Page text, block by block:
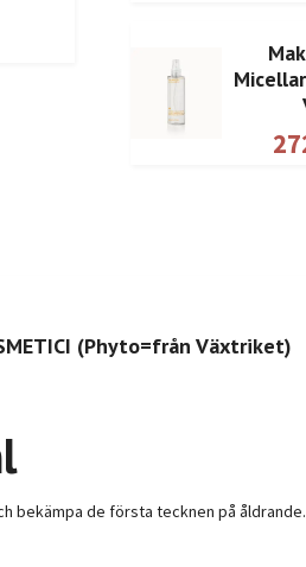
(Phyto=från Växtriket)
de första tecknen på